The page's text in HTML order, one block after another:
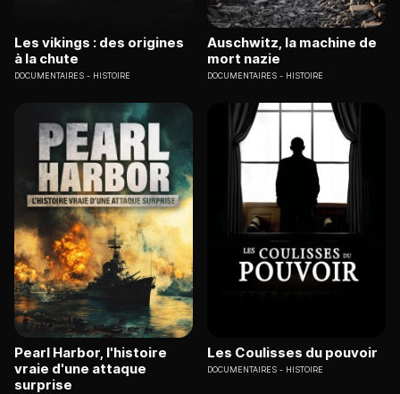
Les vikings : des origines
à la chute
DOCUMENTAIRES HISTOIRE
Auschwitz, la machine de
mort nazie
DOCUMENTAIRES HISTOIRE
Pearl Harbor, l'histoire
vraie d'une attaque
surprise
Les Coulisses du pouvoir
DOCUMENTAIRES HISTOIRE